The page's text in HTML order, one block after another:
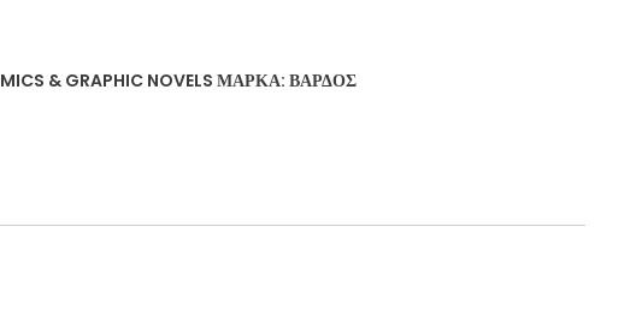
& GRAPHIC NOVELSΜΆΡΚΑ: ΒΆΡΔΟΣ